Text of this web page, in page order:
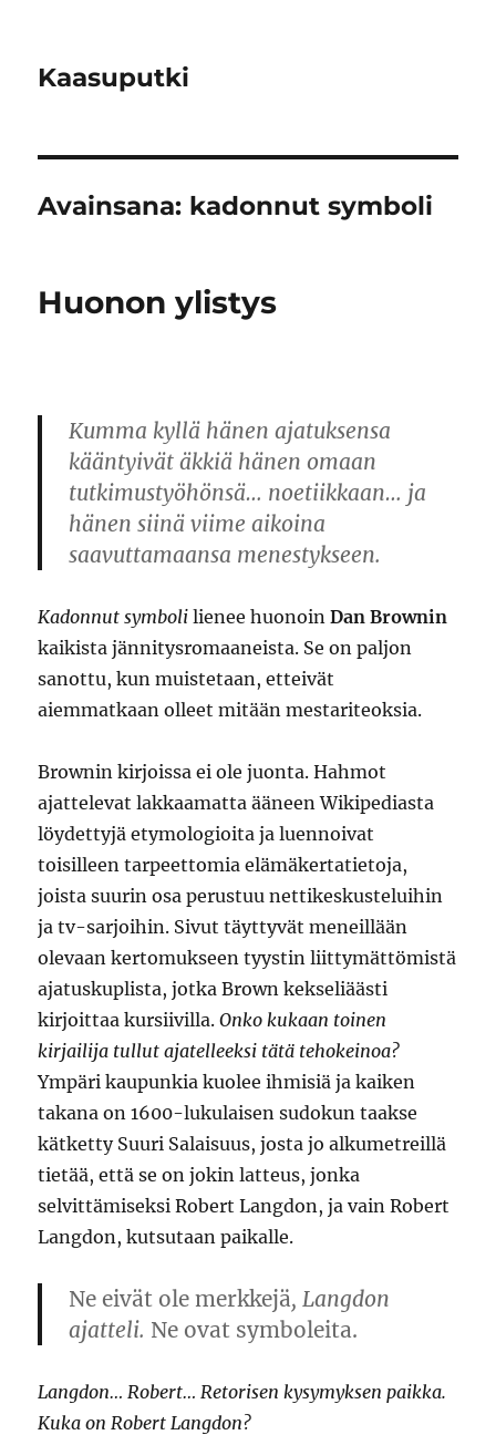
Kaasuputki
Avainsana: kadonnut symboli
Huonon ylistys
Kumma kyllä hänen ajatuksensa
kääntyivät äkkiä hänen omaan
tutkimustyöhönsä… noetiikkaan… ja
hänen siinä viime aikoina
saavuttamaansa menestykseen.
Kadonnut symbolilienee huonoinDan Brownin
kaikista jännitysromaaneista. Se on paljon
sanottu, kun muistetaan, etteivät
aiemmatkaan olleet mitään mestariteoksia.
Brownin kirjoissa ei ole juonta. Hahmot
ajattelevat lakkaamatta ääneen Wikipediasta
löydettyjä etymologioita ja luennoivat
toisilleen tarpeettomia elämäkertatietoja,
joista suurin osa perustuu nettikeskusteluihin
ja tv-sarjoihin. Sivut täyttyvät meneillään
olevaan kertomukseen tyystin liittymättömistä
ajatuskuplista, jotka Brown kekseliäästi
kirjoittaa kursiivilla.Onko kukaan toinen
kirjailija tullut ajatelleeksi tätä tehokeinoa?
Ympäri kaupunkia kuolee ihmisiä ja kaiken
takana on 1600-lukulaisen sudokun taakse
kätketty Suuri Salaisuus, josta jo alkumetreillä
tietää, että se on jokin latteus, jonka
selvittämiseksi Robert Langdon, ja vain Robert
Langdon, kutsutaan paikalle.
Ne eivät ole merkkejä, Langdon
ajatteli. Ne ovat symboleita.
Langdon… Robert… Retorisen kysymyksen paikka.
Kuka on Robert Langdon?